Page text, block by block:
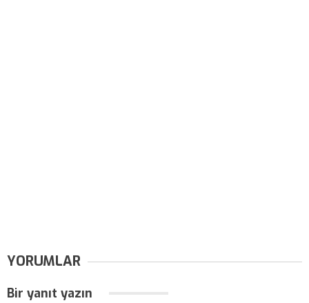
YORUMLAR
Bir yanıt yazın